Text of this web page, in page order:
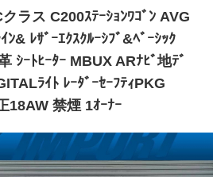
ラス C200ｽﾃｰｼｮﾝﾜｺﾞﾝ AVG
& ﾚｻﾞｰｴｸｽｸﾙｰｼﾌﾞ&ﾍﾞｰｼｯｸ
ｼｰﾄﾋｰﾀｰ MBUX ARﾅﾋﾞ地ﾃﾞ
ﾗｲﾄ ﾚｰﾀﾞｰｾｰﾌﾃｨPKG
18AW 禁煙 1ｵｰﾅｰ